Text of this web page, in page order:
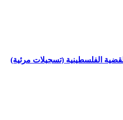
الفلسطينية (تسجيلات مرئية)